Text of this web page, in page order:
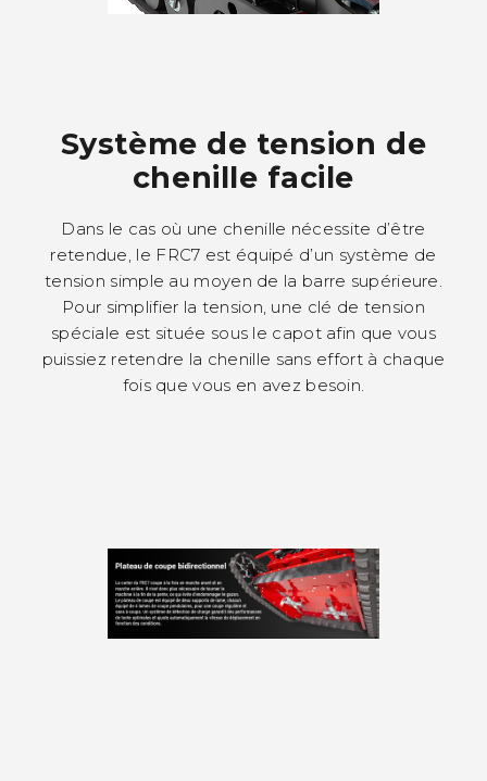
Système de tension de
chenille facile
Dans le cas où une chenille nécessite d’être
retendue, le FRC7 est équipé d’un système de
tension simple au moyen de la barre supérieure.
Pour simplifier la tension, une clé de tension
spéciale est située sous le capot afin que vous
puissiez retendre la chenille sans effort à chaque
fois que vous en avez besoin.